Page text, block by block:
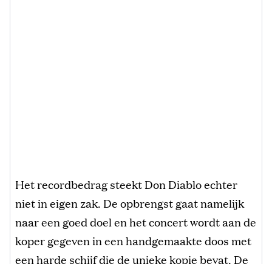
Het recordbedrag steekt Don Diablo echter
niet in eigen zak. De opbrengst gaat namelijk
naar een goed doel en het concert wordt aan de
koper gegeven in een handgemaakte doos met
een harde schijf die de unieke kopie bevat. De